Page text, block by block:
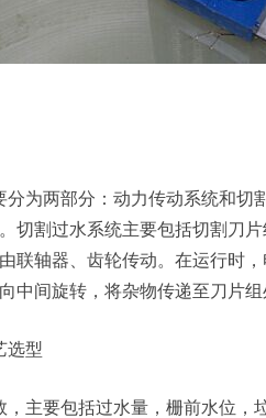
为两部分：动力传动系统和切
切割过水系统主要包括切割刀
联轴器、齿轮传动。在运行时
中间旋转，将杂物传递至刀片
选型
主要包括过水量，栅前水位，